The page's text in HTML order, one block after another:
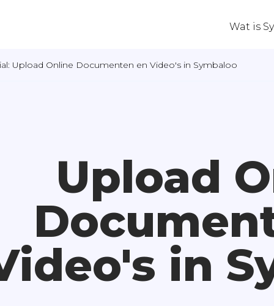
Wat is
Upload Online Documenten en Video's in Symbaloo
Upload
in